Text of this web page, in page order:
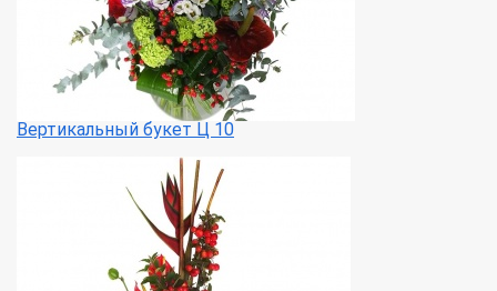
Вертикальный букет Ц 10